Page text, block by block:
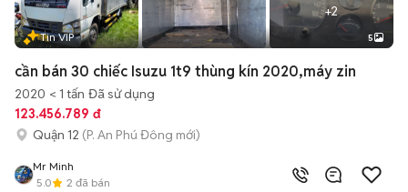
+2
Tin VIP 5
cần bán 30 chiếc Isuzu 1t9 thùng kín 2020,máy zin
2020 < 1 tấn Đã sử dụng
123.456.789 đ
Quận 12 (P. An Phú Đông mới)
Mr Minh
5.0
2 đã bán